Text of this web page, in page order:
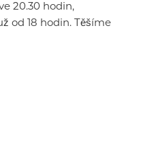
20.30 hodin,
od 18 hodin. Těšíme